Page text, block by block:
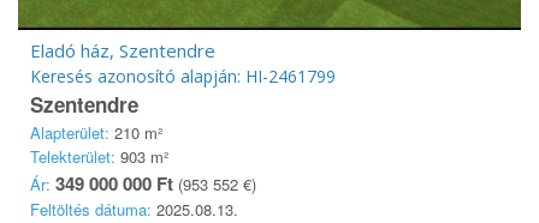
Eladó ház, Szentendre
Keresés azonosító alapján: HI-2461799
Szentendre
Alapterület: 210 m²
Telekterület: 903 m²
Ár: 349 000 000 Ft (953 552 €)
Feltöltés dátuma: 2025.08.13.